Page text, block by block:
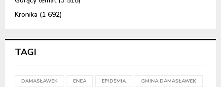
Kronika (1 692)
TAGI
DAMASŁAWEK ENEA EPIDEMIA GMINA DAMASŁAWEK